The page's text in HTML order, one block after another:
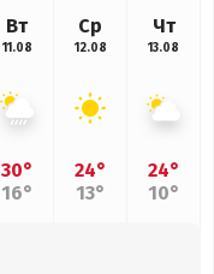
Вт
11.08
30°
16°
Ср
12.08
24°
13°
Чт
13.08
24°
10°